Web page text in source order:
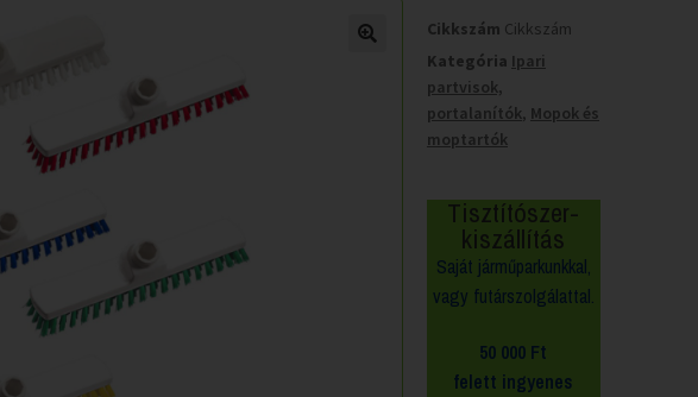
Cikkszám Cikkszám
Kategória Ipari
partvisok,
portalanítók Mopok és
moptartók
Tisztítószer-
kiszállítás
Saját járműparkunkkal,
vagy futárszolgálattal.
50 000 Ft
felett ingyenes